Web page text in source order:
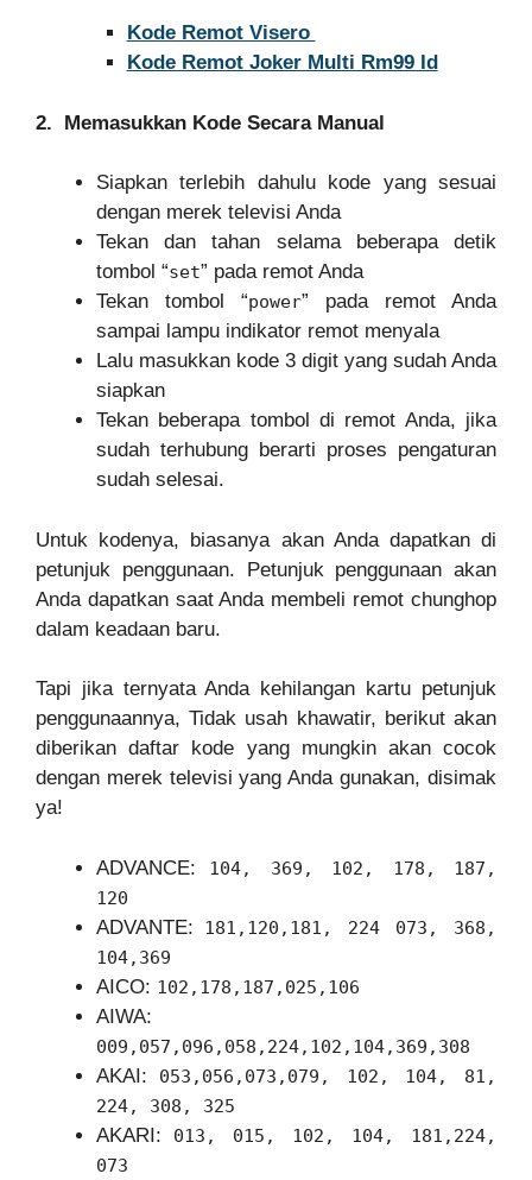
Kode Remot Visero
Kode Remot Joker Multi Rm99 Id
2. Memasukkan Kode Secara Manual
Siapkan terlebih dahulu kode yang sesuai
dengan merek televisi Anda
Tekan dan tahan selama beberapa detik
tombol “set” pada remot Anda
Tekan tombol “power” pada remot Anda
sampai lampu indikator remot menyala
Lalu masukkan kode 3 digit yang sudah Anda
siapkan
Tekan beberapa tombol di remot Anda, jika
sudah terhubung berarti proses pengaturan
sudah selesai.
Untuk kodenya, biasanya akan Anda dapatkan di
petunjuk penggunaan. Petunjuk penggunaan akan
Anda dapatkan saat Anda membeli remot chunghop
dalam keadaan baru.
Tapi jika ternyata Anda kehilangan kartu petunjuk
penggunaannya, Tidak usah khawatir, berikut akan
diberikan daftar kode yang mungkin akan cocok
dengan merek televisi yang Anda gunakan, disimak
ya!
ADVANCE: 104, 369, 102, 178, 187,
120
ADVANTE: 181,120,181, 224 073, 368,
104,369
AICO: 102,178,187,025,106
AIWA:
009,057,096,058,224,102,104,369,308
AKAI: 053,056,073,079, 102, 104, 81,
224, 308, 325
AKARI: 013, 015, 102, 104, 181,224,
073